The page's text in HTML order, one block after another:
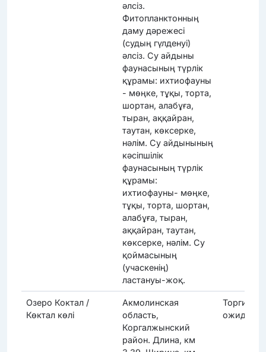
әлсіз.
Фитопланктонның
даму дәрежесі
(судың гүлденуі)
әлсіз. Су айдыны
фаунасының түрлік
құрамы: ихтиофауны
- мөңке, тұқы, торта,
шортан, алабұға,
тыран, аққайран,
таутан, көксерке,
нәлім. Су айдынының
кәсіпшілік
фаунасының түрлік
құрамы:
ихтиофауны- мөңке,
тұқы, торта, шортан,
алабұға, тыран,
аққайран, таутан,
көксерке, нәлім. Су
қоймасының
(учаскенің)
ластануы-жоқ.
Озеро Коктал /
Көктал көлі
Акмолинская
область,
Коргалжынский
район. Длина, км
Торги